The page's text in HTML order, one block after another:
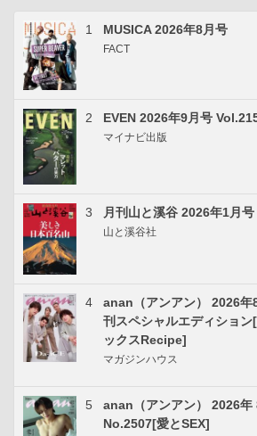
1 MUSICA 2026年8月号
FACT
2 EVEN 2026年9月号
マイナビ出版
3 月刊山と溪谷 2026年1月号
山と溪谷社
4
anan（アンアン） 2026
刊スペシャルエディション
ックスRecipe]
マガジンハウス
5
anan（アンアン） 2026年
No.2507[愛とSEX]